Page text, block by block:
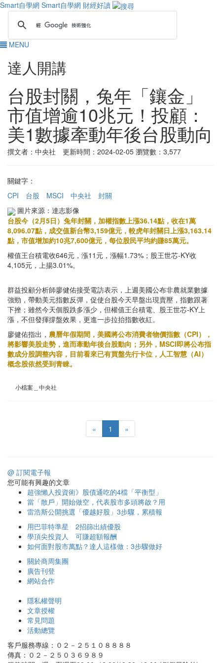
Smart自學網 Smart自學網 財經好讀
MENU
達人開講
台股封關，兔年「鑲金」
市值增逾10兆元！投顧：
美1數據牽動年後台股動向
撰文者：中央社 更新時間：2024-02-05 瀏覽數：3,577
關鍵字：
CPI
台股 MSCI 中央社
封關
圖片來源：達志影像
台股今（2月5日）兔年封關，加權指數上漲36.14點，收在1萬
8,096.07點，成交值新台幣3,159億元，較虎年封關日上漲3,163.14
點，市值增加約10兆7,600億元，每位股民平均約賺85萬元。
權值王台積電收646元，漲11元，漲幅1.73%；股王世芯-KY收
4,105元，上揚3.01%。
群益投顧分析師廖健佑接受電訪表示，上週美國公布非農就業數據
強勁，帶動美元指數反彈，促使台股今天早盤出現賣壓，指數跟著
下挫；雖然今天個股跌多漲少，但權值王台積電、股王世芯-KY上
漲，不但發揮撐盤效果，更進一步拉抬指數收紅。
廖健佑指出， 農曆年假期間，美國將公布消費者物價指數（CPI），
將影響美股走勢，進而牽動年後台股動向；另外，MSCI即將公布指
數成分股調整內容，目前看來已有買盤先行卡位，人工智慧（AI）
概念股依然受到青睞。
小檔案＿中央社
« 1 »
@ 訂閱電子報
您可能有興趣的文章
超強懶人投資術》股債通吃的4檔「平衡型」
當「散戶」開始做空，代表股市多頭將啟？用
雷浩斯公開挑選「優越好股」3步驟，累積報
用巴菲特準星 2招篩出績優股
學頂尖投資人 可賺超額報酬
如何面對股市萬點？達人這樣做：3步驟做好
關於商周集團
廣告刊登
網站合作
隱私權聲明
文章授權
常見問題
活動總覽
客戶服務專線：０２－２５１０８８８８
傳真：０２－２５０３６９８９